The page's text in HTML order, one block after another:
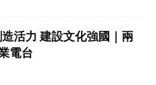
活力 建設文化強國｜兩
電台